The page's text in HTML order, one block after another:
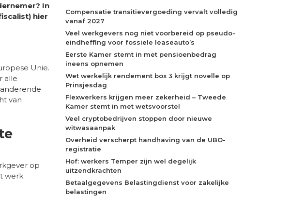
In
hier
Unie.
alle
van
op
werk
Compensatie transitievergoeding vervalt volledig
vanaf 2027
Veel werkgevers nog niet voorbereid op pseudo-
eindheffing voor fossiele leaseauto’s
Eerste Kamer stemt in met pensioenbedrag
ineens opnemen
Wet werkelijk rendement box 3 krijgt novelle op
Prinsjesdag
Flexwerkers krijgen meer zekerheid – Tweede
Kamer stemt in met wetsvoorstel
Veel cryptobedrijven stoppen door nieuwe
witwasaanpak
Overheid verscherpt handhaving van de UBO-
registratie
Hof: werkers Temper zijn wel degelijk
uitzendkrachten
Betaalgegevens Belastingdienst voor zakelijke
belastingen